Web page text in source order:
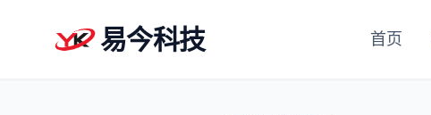
易今科技 首页